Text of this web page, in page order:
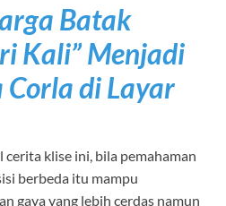
Batak
Kali” Menjadi
di Layar
klise ini, bila pemahaman
berbeda itu mampu
gaya yang lebih cerdas namun